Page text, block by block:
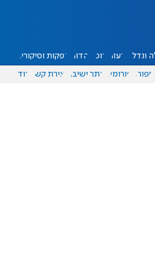
ונדל"ן דעות אוכל יהדות הפקות וסיקורים
ספורט פורומים אתר ישיבה יצירת קשר עוד